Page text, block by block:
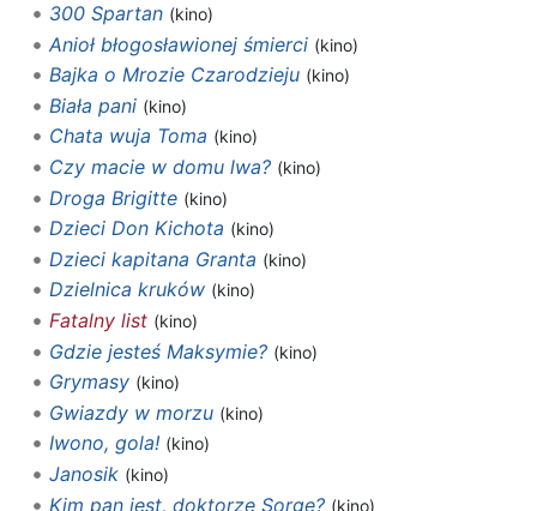
300 Spartan (kino)
Anioł błogosławionej śmierci (kino)
Bajka o Mrozie Czarodzieju (kino)
Biała pani (kino)
Chata wuja Toma (kino)
Czy macie w domu lwa? (kino)
Droga Brigitte (kino)
Dzieci Don Kichota (kino)
Dzieci kapitana Granta (kino)
Dzielnica kruków (kino)
Fatalny list (kino)
Gdzie jesteś Maksymie? (kino)
Grymasy (kino)
Gwiazdy w morzu (kino)
Iwono, gola! (kino)
Janosik (kino)
Kim pan jest, doktorze Sorge? (kino)